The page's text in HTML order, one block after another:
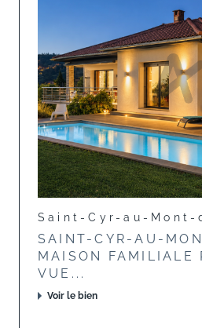
Saint-Cyr-au-Mont-
SAINT-CYR-AU-
MAISON FAMILIALE
VUE...
Voir le bien